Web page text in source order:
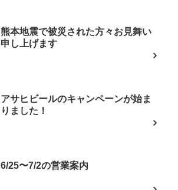
熊本地震で被災された方々お見舞い
申し上げます
アサヒビールのキャンペーンが始ま
りました！
6/25〜7/2の営業案内